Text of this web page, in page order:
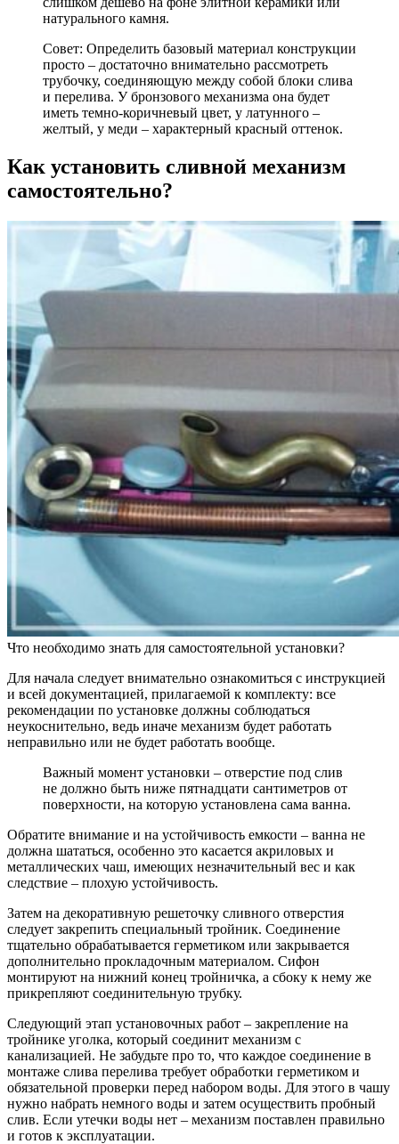
натурального камня.
Совет: Определить базовый материал конструкции
просто – достаточно внимательно рассмотреть
трубочку, соединяющую между собой блоки слива
и перелива. У бронзового механизма она будет
иметь темно-коричневый цвет, у латунного –
желтый, у меди – характерный красный оттенок.
Как установить сливной механизм
самостоятельно?
Что необходимо знать для самостоятельной установки?
Для начала следует внимательно ознакомиться с инструкцией
и всей документацией, прилагаемой к комплекту: все
рекомендации по установке должны соблюдаться
неукоснительно, ведь иначе механизм будет работать
неправильно или не будет работать вообще.
Важный момент установки – отверстие под слив
не должно быть ниже пятнадцати сантиметров от
поверхности, на которую установлена сама ванна.
Обратите внимание и на устойчивость емкости – ванна не
должна шататься, особенно это касается акриловых и
металлических чаш, имеющих незначительный вес и как
следствие – плохую устойчивость.
Затем на декоративную решеточку сливного отверстия
следует закрепить специальный тройник. Соединение
тщательно обрабатывается герметиком или закрывается
дополнительно прокладочным материалом. Сифон
монтируют на нижний конец тройничка, а сбоку к нему же
прикрепляют соединительную трубку.
Следующий этап установочных работ – закрепление на
тройнике уголка, который соединит механизм с
канализацией. Не забудьте про то, что каждое соединение в
монтаже слива перелива требует обработки герметиком и
обязательной проверки перед набором воды. Для этого в чашу
нужно набрать немного воды и затем осуществить пробный
слив. Если утечки воды нет – механизм поставлен правильно
и готов к эксплуатации.